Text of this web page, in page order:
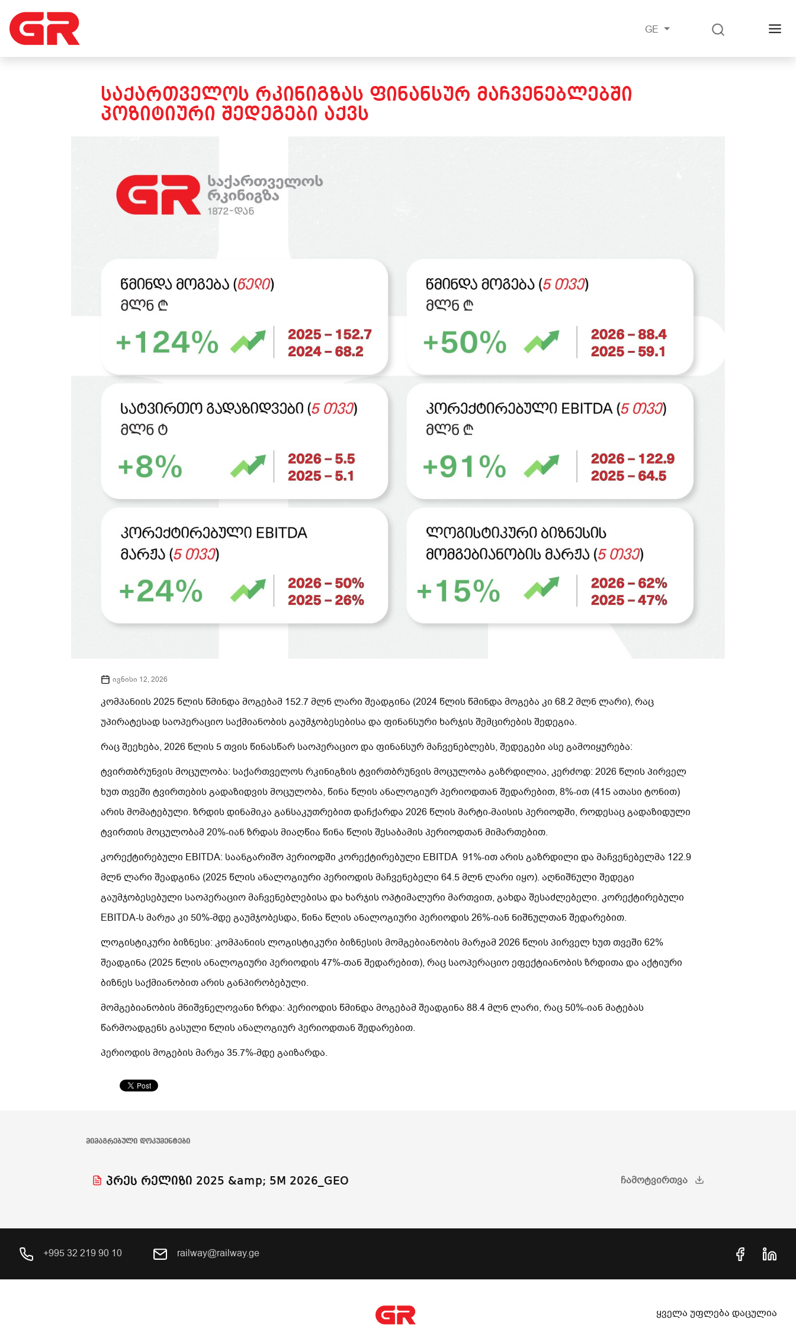
GE
ᲡᲐᲥᲐᲠᲗᲕᲔᲚᲝᲡ ᲠᲙᲘᲜᲘᲒᲖᲐᲡ ᲤᲘᲜᲐᲜᲡᲣᲠ ᲛᲐᲩᲕᲔᲜᲔᲑᲚᲔᲑᲨᲘ
ᲞᲝᲖᲘᲢᲘᲣᲠᲘ ᲨᲔᲓᲔᲒᲔᲑᲘ ᲐᲥᲕᲡ
ივნისი 12, 2026
კომპანიის 2025 წლის წმინდა მოგებამ 152.7 მლნ ლარი შეადგინა (2024 წლის წმინდა მოგება კი 68.2 მლნ ლარი), რაც
უპირატესად საოპერაციო საქმიანობის გაუმჯობესებისა და ფინანსური ხარჯის შემცირების შედეგია.
რაც შეეხება, 2026 წლის 5 თვის წინასწარ საოპერაციო და ფინანსურ მაჩვენებლებს, შედეგები ასე გამოიყურება:
ტვირთბრუნვის მოცულობა: საქართველოს რკინიგზის ტვირთბრუნვის მოცულობა გაზრდილია, კერძოდ: 2026 წლის პირველ
ხუთ თვეში ტვირთების გადაზიდვის მოცულობა, წინა წლის ანალოგიურ პერიოდთან შედარებით, 8%-ით (415 ათასი ტონით)
არის მომატებული. ზრდის დინამიკა განსაკუთრებით დაჩქარდა 2026 წლის მარტი-მაისის პერიოდში, როდესაც გადაზიდული
ტვირთის მოცულობამ 20%-იან ზრდას მიაღწია წინა წლის შესაბამის პერიოდთან მიმართებით.
კორექტირებული EBITDA: საანგარიშო პერიოდში კორექტირებული EBITDA 91%-ით არის გაზრდილი და მაჩვენებელმა 122.9
მლნ ლარი შეადგინა (2025 წლის ანალოგიური პერიოდის მაჩვენებელი 64.5 მლნ ლარი იყო). აღნიშნული შედეგი
გაუმჯობესებული საოპერაციო მაჩვენებლებისა და ხარჯის ოპტიმალური მართვით, გახდა შესაძლებელი. კორექტირებული
EBITDA-ს მარჟა კი 50%-მდე გაუმჯობესდა, წინა წლის ანალოგიური პერიოდის 26%-იან ნიშნულთან შედარებით.
ლოგისტიკური ბიზნესი: კომპანიის ლოგისტიკური ბიზნესის მომგებიანობის მარჟამ 2026 წლის პირველ ხუთ თვეში 62%
შეადგინა (2025 წლის ანალოგიური პერიოდის 47%-თან შედარებით), რაც საოპერაციო ეფექტიანობის ზრდითა და აქტიური
ბიზნეს საქმიანობით არის განპირობებული.
მომგებიანობის მნიშვნელოვანი ზრდა: პერიოდის წმინდა მოგებამ შეადგინა 88.4 მლნ ლარი, რაც 50%-იან მატებას
წარმოადგენს გასული წლის ანალოგიურ პერიოდთან შედარებით.
პერიოდის მოგების მარჟა 35.7%-მდე გაიზარდა.
ᲛᲘᲛᲐᲒᲠᲔᲑᲣᲚᲘ ᲓᲝᲙᲣᲛᲔᲜᲢᲔᲑᲘ
პრეს რელიზი 2025 &amp; 5M 2026_GEO ᲩᲐᲛᲝᲢᲕᲘᲠᲗᲕᲐ
+995 32 219 90 10 railway@railway.ge
ყველა უფლება დაცულია